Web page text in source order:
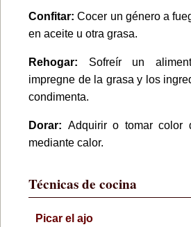
Confitar: Cocer un género a
en aceite u otra grasa.
Rehogar: Sofreír un
impregne de la grasa y los
condimenta.
Dorar: Adquirir o tomar color
mediante calor.
Técnicas de cocina
Picar el ajo